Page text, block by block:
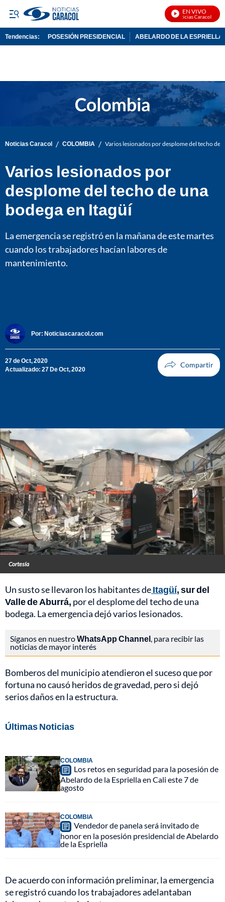
EN VIVO
Noticias Caracol En
Tendencias: POSESIÓN PRESIDENCIAL ABELARDO DE LA ESPRIELLA
Noticias Caracol / COLOMBIA / Varios lesionados por desplome del techo de
Varios lesionados por
desplome del techo de una
bodega en Itagüí
La emergencia se registró en la mañana de este martes
cuando los trabajadores hacían labores de
mantenimiento.
Por: Noticiascaracol.com
27 de Oct, 2020
Actualizado: 27 De Oct, 2020
Cortesía
Un susto se llevaron los habitantes deItagüí, sur del
Valle de Aburrá, por el desplome del techo de una
bodega. La emergencia dejó varios lesionados.
Síganos en nuestroWhatsApp Channel, para recibir las
noticias de mayor interés
Bomberos del municipio atendieron el suceso que por
fortuna no causó heridos de gravedad, pero si dejó
serios daños en la estructura.
Últimas Noticias
COLOMBIA
Los retos en seguridad para la posesión de
Abelardo de la Espriella en Cali este 7 de
agosto
COLOMBIA
Vendedor de panela será invitado de
honor en la posesión presidencial de Abelardo
de la Espriella
De acuerdo con información preliminar, la emergencia
se registró cuando los trabajadores adelantaban